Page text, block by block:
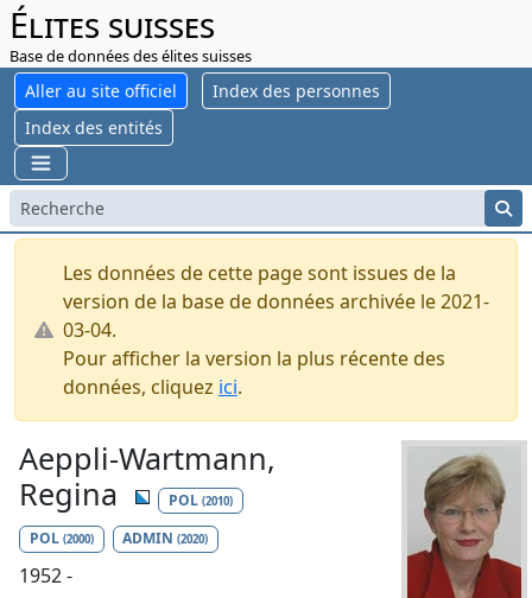
Élites suisses
Base de données des élites suisses
Aller au site officiel
Index des personnes
Index des entités
Les données de cette page sont issues de la
version de la base de données archivée le 2021-
03-04.
Pour afficher la version la plus récente des
données, cliquez ici.
Aeppli-Wartmann,
Regina
POL (2010)
POL (2000) ADMIN(2020)
1952 -